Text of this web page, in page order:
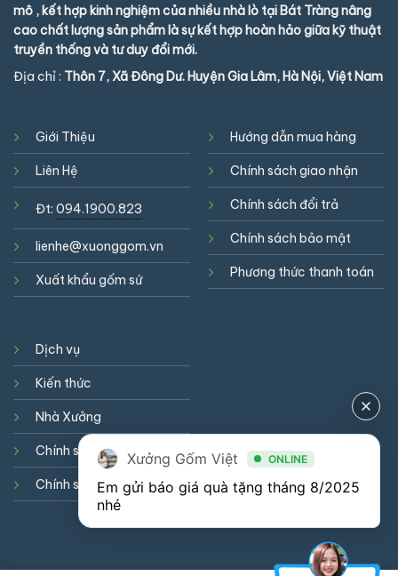
mô , kết hợp kinh nghiệm của nhiều nhà lò tại Bát Tràng nâng
cao chất lượng sản phẩm là sự kết hợp hoàn hảo giữa kỹ thuật
truyền thống và tư duy đổi mới.
Địa chỉ : Thôn 7, Xã Đông Dư. Huyện Gia Lâm, Hà Nội, Việt Nam
Giới Thiệu
Liên Hệ
Đt: 094.1900.823
lienhe@xuonggom.vn
Xuất khẩu gốm sứ
Hướng dẫn mua hàng
Chính sách giao nhận
Chính sách đổi trả
Chính sách bảo mật
Phương thức thanh toán
Dịch vụ
Kiến thức
Nhà Xưởng
Chính sách hợp tác
Chính sách cookie
Xưởng Gốm Việt ONLINE
Em gửi báo giá quà tặng tháng 8/2025
nhé